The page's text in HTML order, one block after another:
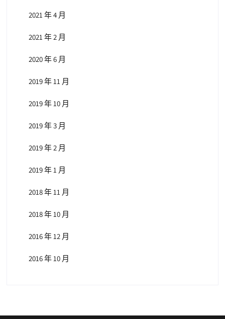
2021 年 4 月
2021 年 2 月
2020 年 6 月
2019 年 11 月
2019 年 10 月
2019 年 3 月
2019 年 2 月
2019 年 1 月
2018 年 11 月
2018 年 10 月
2016 年 12 月
2016 年 10 月